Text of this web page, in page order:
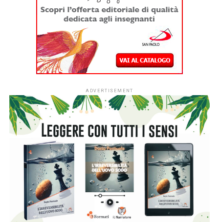
fascia 0-3 anni di tutto il Paese potranno aderire
all’iniziativa sociale dell’Associazione Italiana Editori (AIE)
a favore delle biblioteche scolastiche e partecipare alla
campagna nazionale di donazione di libri in programma dal
7 al 15 novembre 2026.
L’ingresso di tutti i nidi italiani segna una nuova fase per
#ioleggoperché che, dopo dieci anni al fianco delle
scuole, amplia il proprio raggio d’azione includendo anche i
servizi educativi per la primissima infanzia.
L’apertura nazionale è resa possibile grazie alsostegno
di Fondazione Cariplo, che dal 2022 ha accompagnato lo
sviluppo di #ioleggoperchéLAB-NIDI, il progetto
sperimentale dedicato ai nidi realizzato in Lombardia e